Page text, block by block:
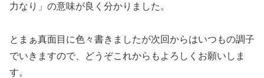
力なり」の意味が良く分かりました。
とまぁ真面目に色々書きましたが次回からはいつもの調子
でいきますので、どうぞこれからもよろしくお願いしま
す。